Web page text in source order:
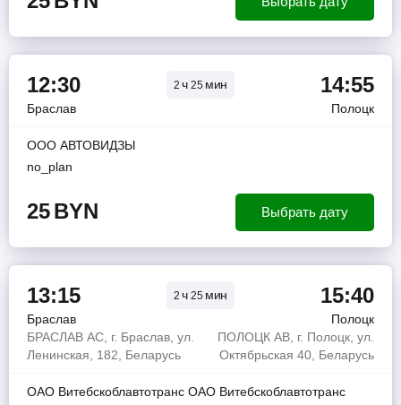
12:30 2ч 25 мин 14:55
Браслав Полоцк
ООО АВТОВИДЗЫ
no_plan
25BYN Выбрать дату
13:15 2ч 25 мин 15:40
Браслав
Полоцк
БРАСЛАВ АС, г. Браслав, ул.
Ленинская, 182, Беларусь
ПОЛОЦК АВ, г. Полоцк, ул.
Октябрьская 40, Беларусь
ОАО Витебскоблавтотранс ОАО Витебскоблавтотранс